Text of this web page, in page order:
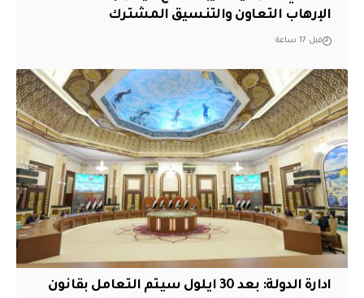
الإرهاب التعاون والتنسيق المشترك
قبل 17 ساعة
ادارة الدولة: بعد 30 ايلول سيتم التعامل بقانون